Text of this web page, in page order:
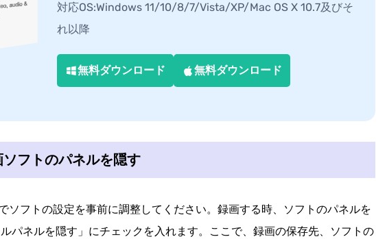
対応OS:Windows 11/10/8/7/Vista/XP/Mac OS X 10.7及びそ
れ以降
無料ダウンロード 無料ダウンロード
フトのパネルを隠す
ソフトの設定を事前に調整してください。録画する時、ソフトのパネルを
パネルを隠す」にチェックを入れます。ここで、録画の保存先、ソフトの